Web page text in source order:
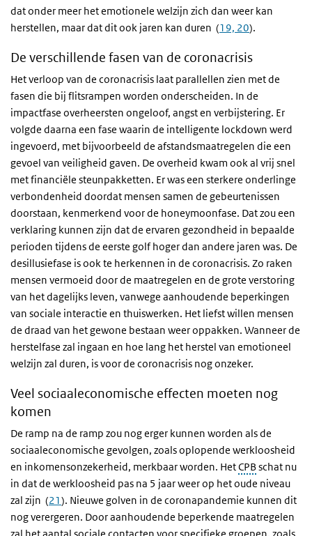
dat onder meer het emotionele welzijn zich dan weer kan
herstellen, maar dat dit ook jaren kan duren (19, 20).
De verschillende fasen van de coronacrisis
Het verloop van de coronacrisis laat parallellen zien met de
fasen die bij flitsrampen worden onderscheiden. In de
impactfase overheersten ongeloof, angst en verbijstering. Er
volgde daarna een fase waarin de intelligente lockdown werd
ingevoerd, met bijvoorbeeld de afstandsmaatregelen die een
gevoel van veiligheid gaven. De overheid kwam ook al vrij snel
met financiële steunpakketten. Er was een sterkere onderlinge
verbondenheid doordat mensen samen de gebeurtenissen
doorstaan, kenmerkend voor de honeymoonfase. Dat zou een
verklaring kunnen zijn dat de ervaren gezondheid in bepaalde
perioden tijdens de eerste golf hoger dan andere jaren was. De
desillusiefase is ook te herkennen in de coronacrisis. Zo raken
mensen vermoeid door de maatregelen en de grote verstoring
van het dagelijks leven, vanwege aanhoudende beperkingen
van sociale interactie en thuiswerken. Het liefst willen mensen
de draad van het gewone bestaan weer oppakken. Wanneer de
herstelfase zal ingaan en hoe lang het herstel van emotioneel
welzijn zal duren, is voor de coronacrisis nog onzeker.
Veel sociaaleconomische effecten moeten nog
komen
De ramp na de ramp zou nog erger kunnen worden als de
sociaaleconomische gevolgen, zoals oplopende werkloosheid
en inkomensonzekerheid, merkbaar worden. HetCPBschat nu
in dat de werkloosheid pas na 5 jaar weer op het oude niveau
zal zijn (21). Nieuwe golven in de coronapandemie kunnen dit
nog verergeren. Door aanhoudende beperkende maatregelen